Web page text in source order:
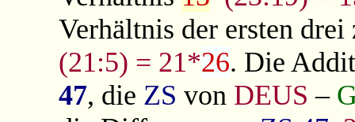
Verhältnis der ersten
(21:5) = 21*26. Die
47, die ZS von DEUS –